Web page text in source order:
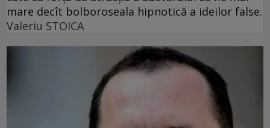
mare decît bolboroseala hipnotică a ideilor false.
Valeriu STOICA